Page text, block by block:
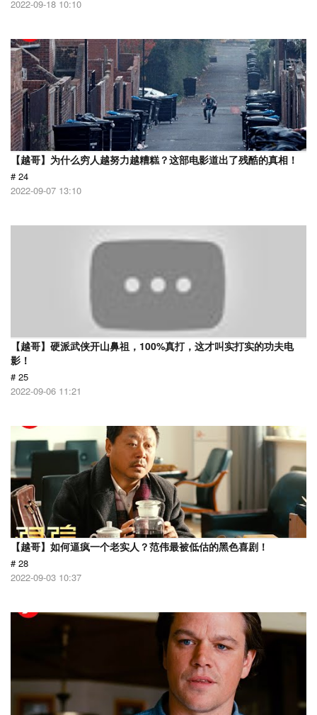
2022-09-18 10:10
【越哥】为什么穷人越努力越糟糕？这部电影道出了残酷的真相！
# 24
2022-09-07 13:10
【越哥】硬派武侠开山鼻祖，100%真打，这才叫实打实的功夫电
影！
# 25
2022-09-06 11:21
【越哥】如何逼疯一个老实人？范伟最被低估的黑色喜剧！
# 28
2022-09-03 10:37